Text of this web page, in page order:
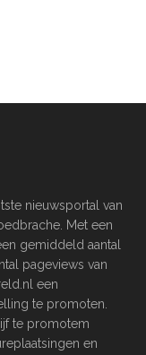
nieuwsportal van
Met een
gemiddeld aantal
pageviews van
een
te promoten.
te promotem
en